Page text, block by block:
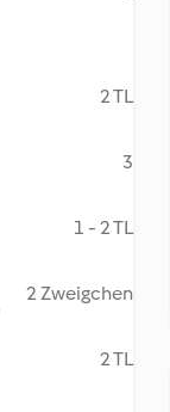
2 TL
3
1 - 2 TL
2 Zweigchen
2 TL